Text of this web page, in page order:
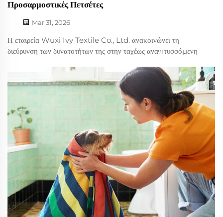
Προσαρμοστικές Πετσέτες
Mar 31, 2026
Η εταιρεία Wuxi Ivy Textile Co., Ltd. ανακοινώνει τη
διεύρυνση των δυνατοτήτων της στην ταχέως αναπτυσσόμενη
πετσέτες πίκλμπολ που έχουν σχεδιαστεί ειδικά για παίκτες
που απαιτούν τόσο στιλ όσο και λειτουργικότητα. Διαθέσιμες